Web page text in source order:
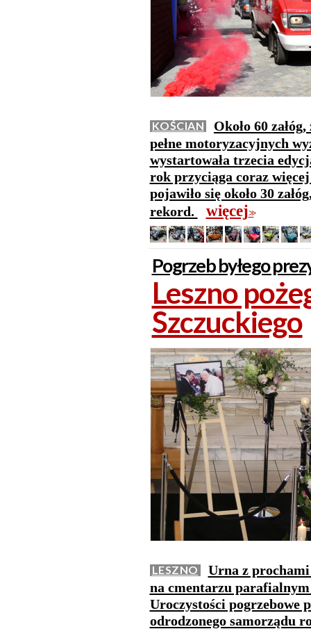
KOŚCIAN
Około 60
pełne motoryzacyjnych
wystartowała trzecia
rok przyciąga coraz
pojawiło się około 30
rekord.
więcej>>
Pogrzeb byłego
Leszno
Szczuckiego
LESZNO
Urna z prochami
na cmentarzu
Uroczystości pogrzebowe
odrodzonego samorządu